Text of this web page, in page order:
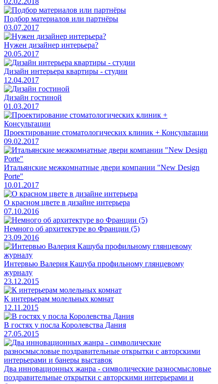
Подбор материалов или партнёры
03.07.2017
Нужен дизайнер интерьера?
20.05.2017
Дизайн интерьера квартиры - студии
12.04.2017
Дизайн гостиной
01.03.2017
Проектирование стоматологических клиник + Консультации
09.02.2017
Итальянские межкомнатные двери компании "New Design
Porte"
10.01.2017
О красном цвете в дизайне интерьера
07.10.2016
Немного об архитектуре во Франции (5)
23.09.2016
Интервью Валерия Кашуба профильному глянцевому
журналу
23.12.2015
К интерьерам молельных комнат
12.11.2015
В гостях у посла Королевства Дания
27.05.2015
Два инновационных жанра - символические разносмысловые
поздравительные открытки с авторскими интерьерами и